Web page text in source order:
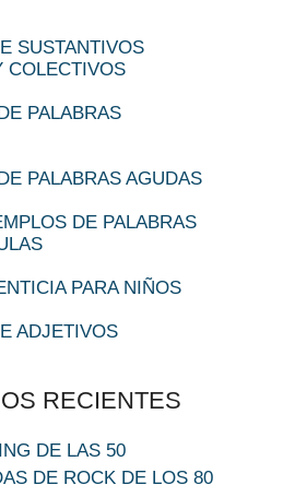
SUSTANTIVOS
COLECTIVOS
PALABRAS
PALABRAS AGUDAS
DE PALABRAS
PARA NIÑOS
ADJETIVOS
RECIENTES
DE LAS 50
DE ROCK DE LOS 80